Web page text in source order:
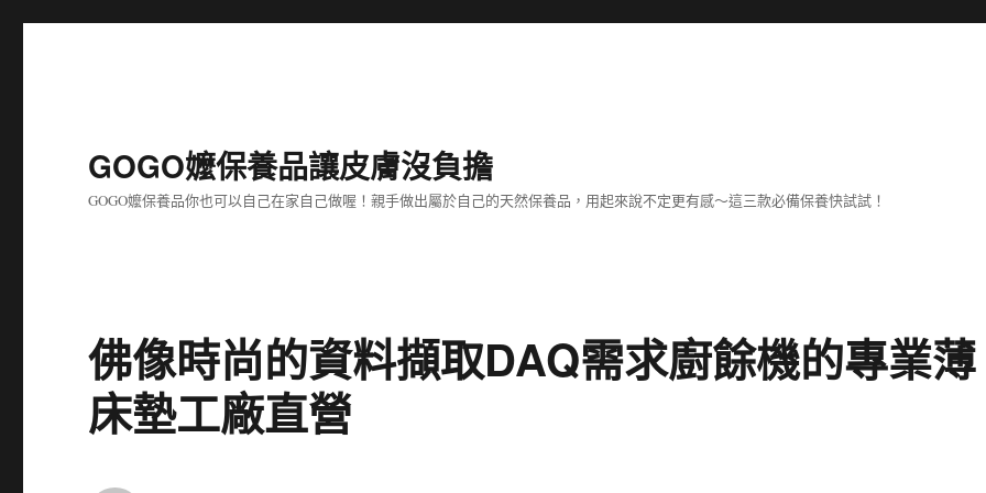
GOGO嬤保養品讓皮膚沒負擔
GOGO嬤保養品你也可以自己在家自己做喔！親手做出屬於自己的天然保養品，用起來說不定更有感～這三款必備保養快試試！
佛像時尚的資料擷取DAQ需求廚餘機的專業薄
床墊工廠直營